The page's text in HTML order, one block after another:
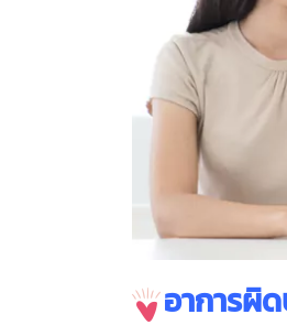
อาการผิ